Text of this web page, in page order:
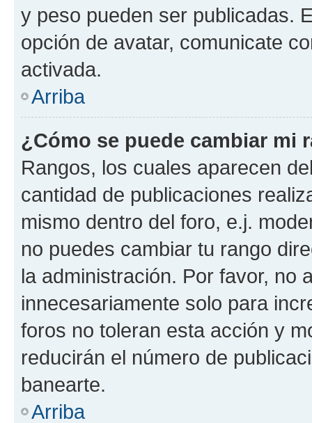
y peso pueden ser publicadas.
opción de avatar, comunicate
activada.
Arriba
¿Cómo se puede cambiar mi
Rangos, los cuales aparecen
cantidad de publicaciones
mismo dentro del foro, e.j.
no puedes cambiar tu rango
la administración. Por favor, no
innecesariamente solo para
foros no toleran esta acción y
reducirán el número de
banearte.
Arriba